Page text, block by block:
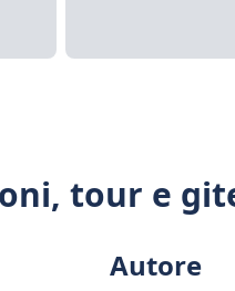
tour e
Autore